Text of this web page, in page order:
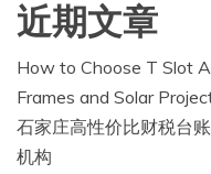
近期文章
How to Choose T Slot
Frames and Solar
石家庄高性价比财税台
机构